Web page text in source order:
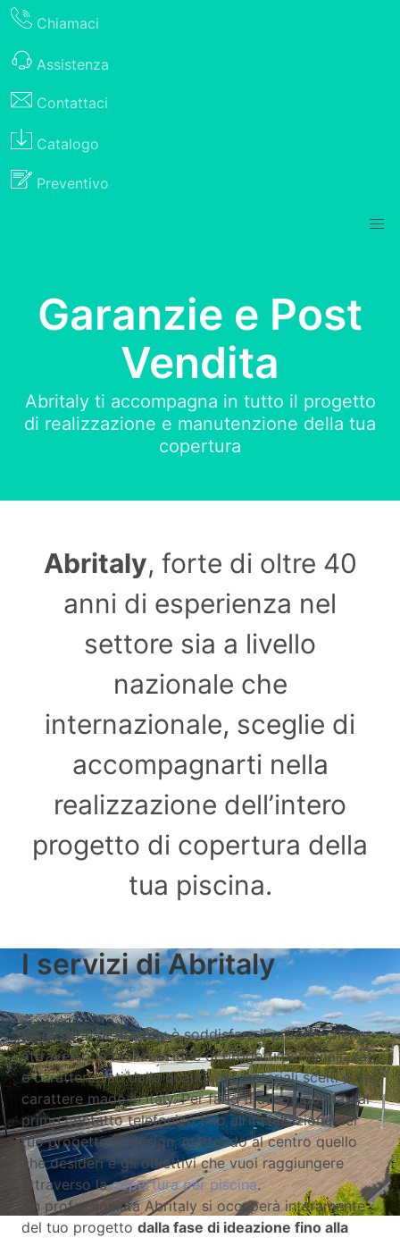
Chiamaci
Assistenza
Contattaci
Catalogo
Preventivo
Garanzie e Post
Vendita
Abritaly ti accompagna in tutto il progetto
di realizzazione e manutenzione della tua
copertura
Abritaly, forte di oltre 40
anni di esperienza nel
settore sia a livello
nazionale che
internazionale, sceglie di
accompagnarti nella
realizzazione dell’intero
progetto di copertura della
tua piscina.
I servizi di Abritaly
La mission di Abritaly è soddisfare il proprio cliente
attraverso la realizzazione di progetti personalizzati
e caratterizzati dalla qualità dei materiali scelti e dal
carattere made in Italy. Per farlo ti accompagna dal
primo contatto telefonico fino all’installazione del
tuo progetto di design, mettendo al centro quello
che desideri e gli obiettivi che vuoi raggiungere
attraverso lacopertura per piscina.
Un professionista Abritaly si occuperà interamente
del tuo progetto dalla fase di ideazione fino alla